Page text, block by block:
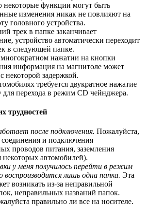
некоторые функции могут быть
изменения никак не повлияют на
головного устройства.
трек в папке заканчивает
устройство автоматически переходит
в следующей папке.
нажатии на кнопки
информация на магнитоле может
некоторой задержкой.
требуется двукратное нажатие
перехода в режим CD чейнджера.
трудностей
после подключения. Пожалуйста,
соединения и подключения
проводов питания, заземления
некоторых автомобилей).
у меня получилось перейти в режим
воспроизводится лишь одна папка. Эта
возникать из-за неправильной
неправильных названий папок.
правильно ли все на носителе.